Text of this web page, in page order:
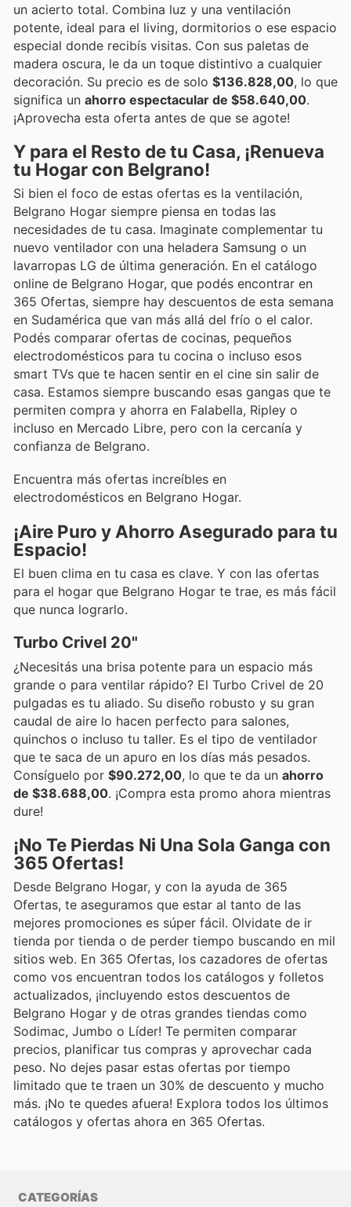
un acierto total. Combina luz y una ventilación
potente, ideal para el living, dormitorios o ese espacio
especial donde recibís visitas. Con sus paletas de
madera oscura, le da un toque distintivo a cualquier
decoración. Su precio es de solo $136.828,00, lo que
significa un ahorro espectacular de $58.640,00.
¡Aprovecha esta oferta antes de que se agote!
Y para el Resto de tu Casa, ¡Renueva
tu Hogar con Belgrano!
Si bien el foco de estas ofertas es la ventilación,
Belgrano Hogar siempre piensa en todas las
necesidades de tu casa. Imaginate complementar tu
nuevo ventilador con una heladera Samsung o un
lavarropas LG de última generación. En el catálogo
online de Belgrano Hogar, que podés encontrar en
365 Ofertas, siempre hay descuentos de esta semana
en Sudamérica que van más allá del frío o el calor.
Podés comparar ofertas de cocinas, pequeños
electrodomésticos para tu cocina o incluso esos
smart TVs que te hacen sentir en el cine sin salir de
casa. Estamos siempre buscando esas gangas que te
permiten compra y ahorra en Falabella, Ripley o
incluso en Mercado Libre, pero con la cercanía y
confianza de Belgrano.
Encuentra más ofertas increíbles en
electrodomésticos en Belgrano Hogar.
¡Aire Puro y Ahorro Asegurado para tu
Espacio!
El buen clima en tu casa es clave. Y con las ofertas
para el hogar que Belgrano Hogar te trae, es más fácil
que nunca lograrlo.
Turbo Crivel 20"
¿Necesitás una brisa potente para un espacio más
grande o para ventilar rápido? El Turbo Crivel de 20
pulgadas es tu aliado. Su diseño robusto y su gran
caudal de aire lo hacen perfecto para salones,
quinchos o incluso tu taller. Es el tipo de ventilador
que te saca de un apuro en los días más pesados.
Consíguelo por $90.272,00, lo que te da un ahorro
de $38.688,00. ¡Compra esta promo ahora mientras
dure!
¡No Te Pierdas Ni Una Sola Ganga con
365 Ofertas!
Desde Belgrano Hogar, y con la ayuda de 365
Ofertas, te aseguramos que estar al tanto de las
mejores promociones es súper fácil. Olvidate de ir
tienda por tienda o de perder tiempo buscando en mil
sitios web. En 365 Ofertas, los cazadores de ofertas
como vos encuentran todos los catálogos y folletos
actualizados, ¡incluyendo estos descuentos de
Belgrano Hogar y de otras grandes tiendas como
Sodimac, Jumbo o Líder! Te permiten comparar
precios, planificar tus compras y aprovechar cada
peso. No dejes pasar estas ofertas por tiempo
limitado que te traen un 30% de descuento y mucho
más. ¡No te quedes afuera! Explora todos los últimos
catálogos y ofertas ahora en 365 Ofertas.
CATEGORÍAS